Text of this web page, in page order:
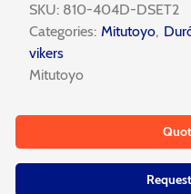
SKU: 810-404D-DSET2
Categories:Mitutoyo,
vikers
Mitutoyo